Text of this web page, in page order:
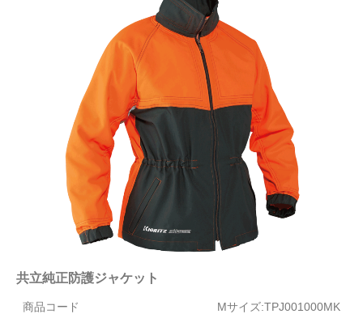
共立純正防護ジャケット
商品コード Mサイズ:TPJ001000MK